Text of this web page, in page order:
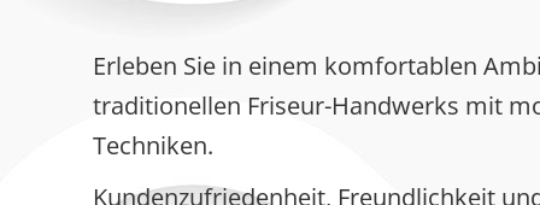
Erleben Sie in einem komfortablen
traditionellen Friseur-Handwerks mit
Techniken.
Kundenzufriedenheit, Freundlichkeit